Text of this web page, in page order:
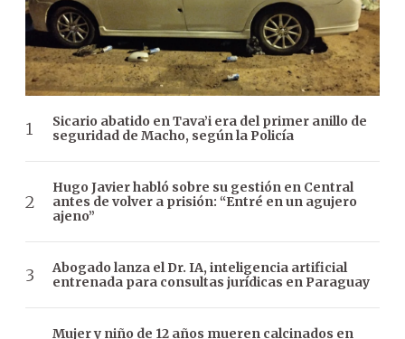
Sicario abatido en Tava’i era del primer anillo de
seguridad de Macho, según la Policía
Hugo Javier habló sobre su gestión en Central
antes de volver a prisión: “Entré en un agujero
ajeno”
Abogado lanza el Dr. IA, inteligencia artificial
entrenada para consultas jurídicas en Paraguay
Mujer y niño de 12 años mueren calcinados en